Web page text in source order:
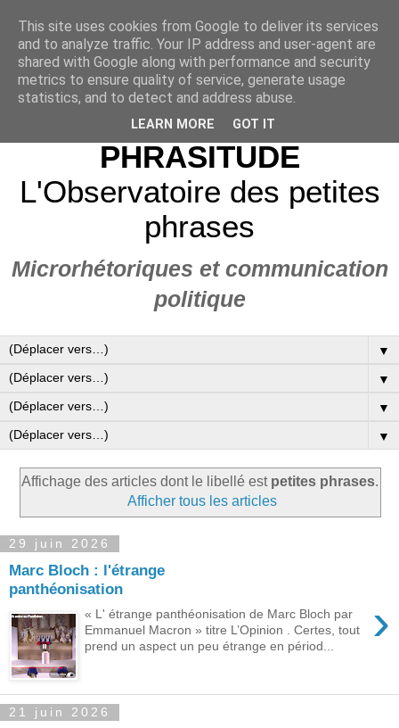
PHRASITUDE
L'Observatoire des petites
phrases
Microrhétoriques et communication
politique
▼
▼
▼
▼
Affichage des articles dont le libellé est petites phrases.
Afficher tous les articles
29 juin 2026
Marc Bloch : l'étrange
panthéonisation
›
« L' étrange panthéonisation de Marc Bloch par
Emmanuel Macron » titre L’Opinion . Certes, tout
prend un aspect un peu étrange en périod...
21 juin 2026
This site uses cookies from Google to deliver its services
and to analyze traffic. Your IP address and user-agent are
shared with Google along with performance and security
metrics to ensure quality of service, generate usage
statistics, and to detect and address abuse.
LEARN MORE GOT IT